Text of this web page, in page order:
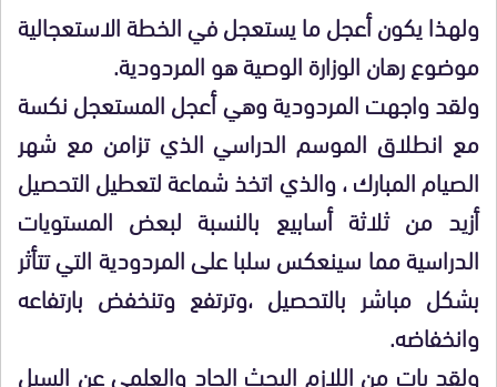
ولهذا يكون أعجل ما يستعجل في الخطة الاستعجالية
موضوع رهان الوزارة الوصية هو المردودية.
ولقد واجهت المردودية وهي أعجل المستعجل نكسة
مع انطلاق الموسم الدراسي الذي تزامن مع شهر
الصيام المبارك ، والذي اتخذ شماعة لتعطيل التحصيل
أزيد من ثلاثة أسابيع بالنسبة لبعض المستويات
الدراسية مما سينعكس سلبا على المردودية التي تتأثر
بشكل مباشر بالتحصيل ،وترتفع وتنخفض بارتفاعه
وانخفاضه.
ولقد بات من اللازم البحث الجاد والعلمي عن السبل